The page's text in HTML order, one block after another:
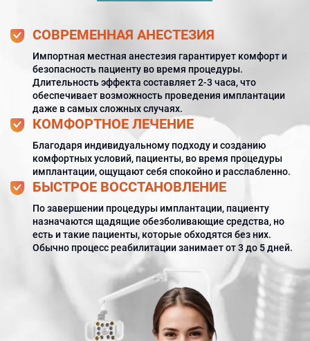
СОВРЕМЕННАЯ АНЕСТЕЗИЯ
Импортная местная анестезия гарантирует комфорт и
безопасность пациенту во время процедуры.
Длительность эффекта составляет 2-3 часа, что
обеспечивает возможность проведения имплантации
даже в самых сложных случаях.
КОМФОРТНОЕ ЛЕЧЕНИЕ
Благодаря индивидуальному подходу и созданию
комфортных условий, пациенты, во время процедуры
имплантации, ощущают себя спокойно и расслабленно.
БЫСТРОЕ ВОССТАНОВЛЕНИЕ
По завершении процедуры имплантации, пациенту
назначаются щадящие обезболивающие средства, но
есть и такие пациенты, которые обходятся без них.
Обычно процесс реабилитации занимает от 3 до 5 дней.